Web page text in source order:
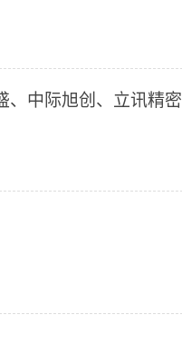
、中际旭创、立讯精密